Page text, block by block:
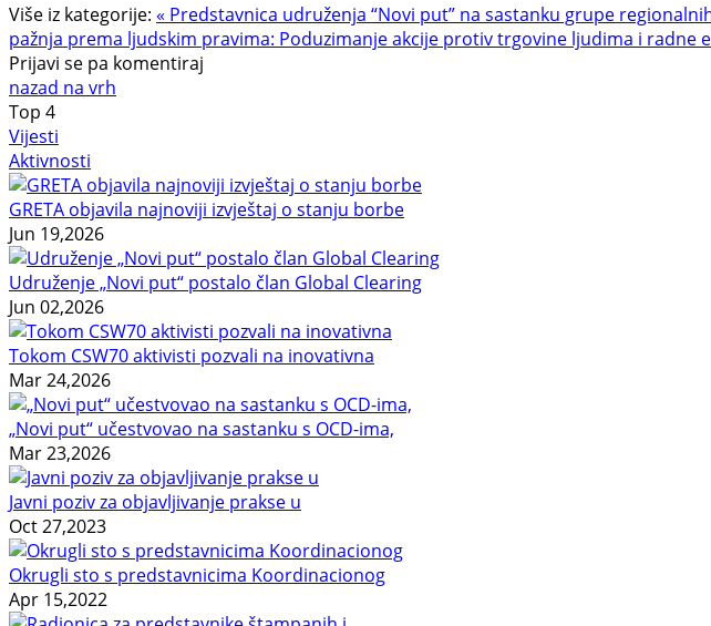
Više iz kategorije: « Predstavnica udruženja “Novi put” na sastanku grupe
pažnja prema ljudskim pravima: Poduzimanje akcije protiv trgovine ljudima i radne
Prijavi se pa komentiraj
nazad na vrh
Top 4
Vijesti
Aktivnosti
GRETA objavila najnoviji izvještaj o stanju borbe
Jun 19,2026
Udruženje „Novi put“ postalo član Global Clearing
Jun 02,2026
Tokom CSW70 aktivisti pozvali na inovativna
Mar 24,2026
„Novi put“ učestvovao na sastanku s OCD-ima,
Mar 23,2026
Javni poziv za objavljivanje prakse u
Oct 27,2023
Okrugli sto s predstavnicima Koordinacionog
Apr 15,2022